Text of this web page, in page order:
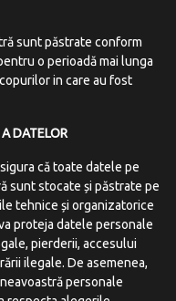
sunt păstrate conform
o perioadă mai lunga
in care au fost
ADATELOR
că toate datele pe
sunt stocate și păstrate pe
tehnice și organizatorice
proteja datele personale
pierderii, accesului
ilegale. De asemenea,
personale